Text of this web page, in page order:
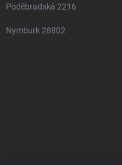
Poděbradská 2216
Nymburk 28802